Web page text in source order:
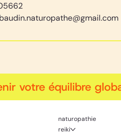
votre équilibre
naturopathie
reiki